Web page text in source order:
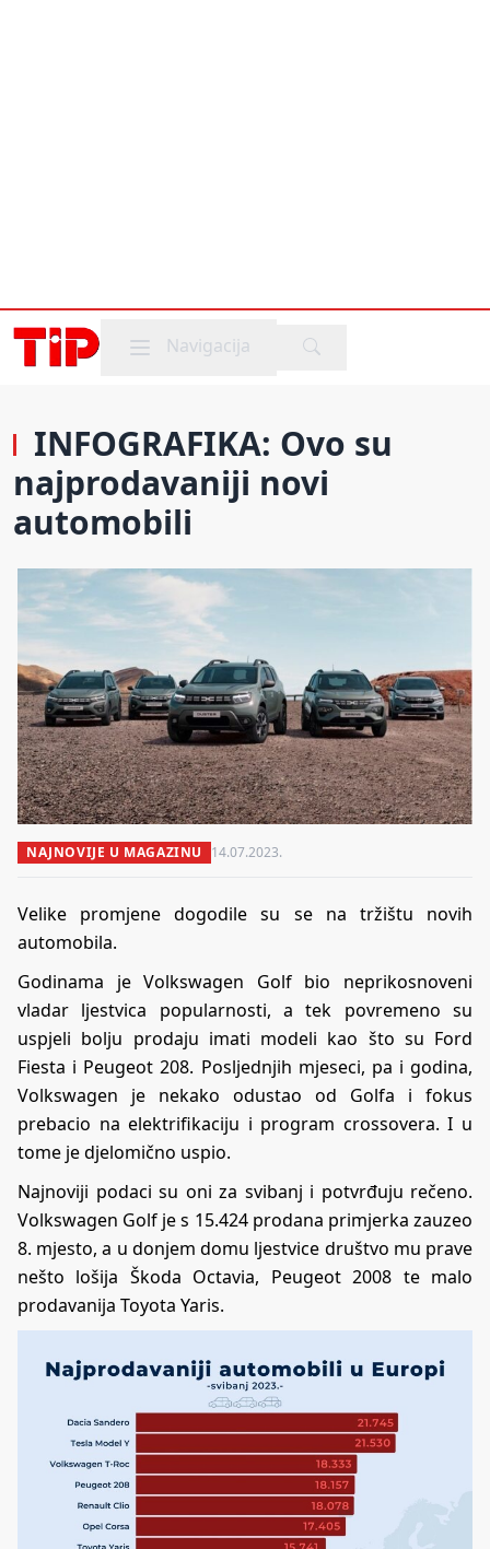
Mobile menu
Navigacija
INFOGRAFIKA: Ovo su
najprodavaniji novi
automobili
NAJNOVIJE U MAGAZINU 14.07.2023.
Velike promjene dogodile su se na tržištu novih
automobila.
Godinama je Volkswagen Golf bio neprikosnoveni
vladar ljestvica popularnosti, a tek povremeno su
uspjeli bolju prodaju imati modeli kao što su Ford
Fiesta i Peugeot 208. Posljednjih mjeseci, pa i godina,
Volkswagen je nekako odustao od Golfa i fokus
prebacio na elektrifikaciju i program crossovera. I u
tome je djelomično uspio.
Najnoviji podaci su oni za svibanj i potvrđuju rečeno.
Volkswagen Golf je s 15.424 prodana primjerka zauzeo
8. mjesto, a u donjem domu ljestvice društvo mu prave
nešto lošija Škoda Octavia, Peugeot 2008 te malo
prodavanija Toyota Yaris.